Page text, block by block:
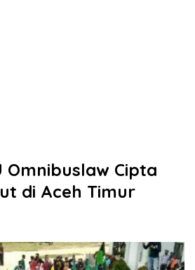
Omnibuslaw Cipta
di Aceh Timur